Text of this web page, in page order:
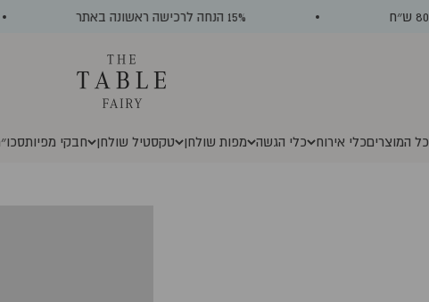
15% הנחה לרכישה ראשונה באתר
The Table Fairy
כל המוצריםכלי אירוח כלי הגשה מפות שולחן טקסטיל שולחן חבקי מפיות